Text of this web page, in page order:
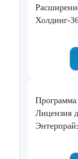
Холдинг-
Лицензия